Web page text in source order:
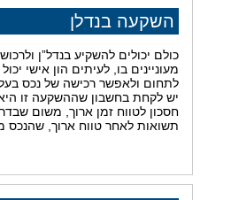
השקעה בנדלן
כולם יכולים להשקיע בנדל”ן
מעוניינים בו, לעיתים הון אישי
לתחום ולאפשר רכישה של נכס
יש לקחת בחשבון שההשקעה זו
חסכון לטווח זמן ארוך, משום
תשואות לאחר טווח ארוך, שהנכס